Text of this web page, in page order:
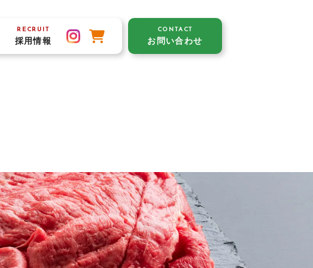
RECRUIT
採用情報
CONTACT
お問い合わせ